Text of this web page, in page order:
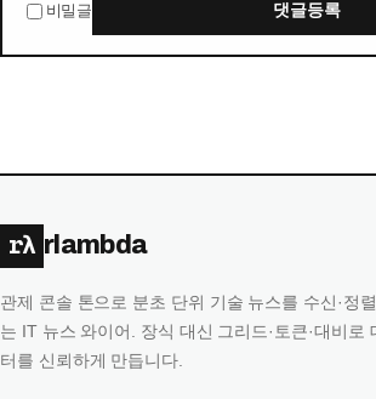
비밀글 댓글등록
rλ rlambda
관제 콘솔 톤으로 분초 단위 기술 뉴스를 수신·정
는 IT 뉴스 와이어. 장식 대신 그리드·토큰·대비로
터를 신뢰하게 만듭니다.